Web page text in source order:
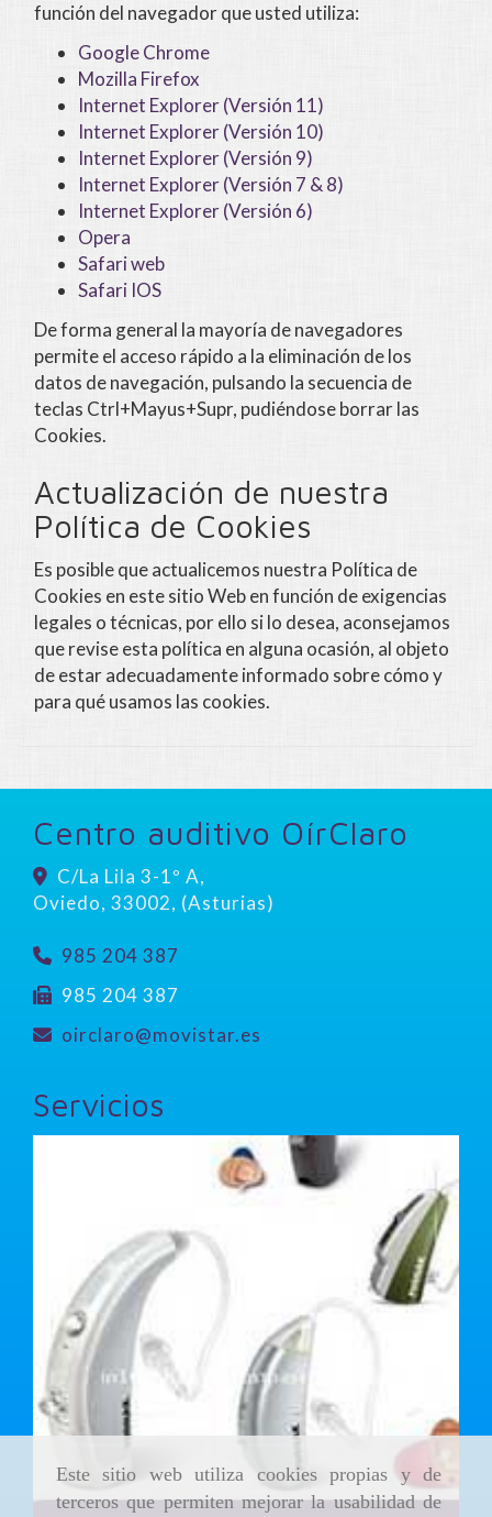
Este sitio web utiliza cookies propias y de
terceros que permiten mejorar la usabilidad de
función del navegador que usted utiliza:
Google Chrome
Mozilla Firefox
Internet Explorer (Versión 11)
Internet Explorer (Versión 10)
Internet Explorer (Versión 9)
Internet Explorer (Versión 7 & 8)
Internet Explorer (Versión 6)
Opera
Safari web
Safari IOS
De forma general la mayoría de navegadores
permite el acceso rápido a la eliminación de los
datos de navegación, pulsando la secuencia de
teclas Ctrl+Mayus+Supr, pudiéndose borrar las
Cookies.
Actualización de nuestra
Política de Cookies
Es posible que actualicemos nuestra Política de
Cookies en este sitio Web en función de exigencias
legales o técnicas, por ello si lo desea, aconsejamos
que revise esta política en alguna ocasión, al objeto
de estar adecuadamente informado sobre cómo y
para qué usamos las cookies.
Centro auditivo OírClaro
C/La Lila 3-1º A,
Oviedo, 33002, (Asturias)
985 204 387
985 204 387
oirclaro
movistar.es
Servicios